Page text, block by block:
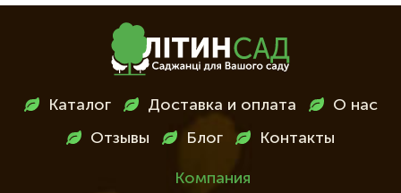
МенюКаталог Доставка и оплата О нас
Отзывы Блог Контакты
Компания